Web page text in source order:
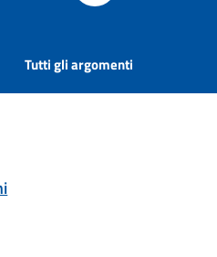
Tutti gli argomenti